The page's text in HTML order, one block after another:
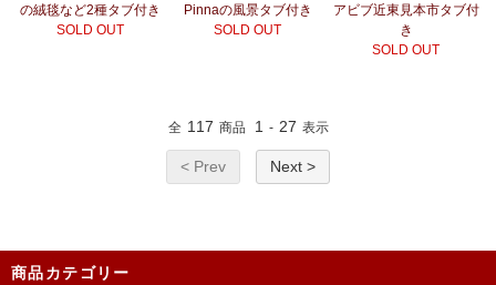
の絨毯など2種タブ付き
SOLD OUT
Pinnaの風景タブ付き
SOLD OUT
アビブ近東見本市タブ付
き
SOLD OUT
全 117 商品 1 - 27 表示
< Prev Next >
商品カテゴリー